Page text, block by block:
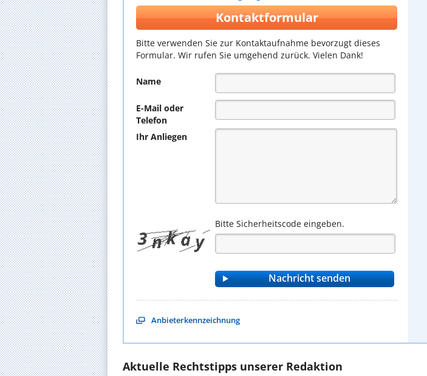
Kontaktformular
Bitte verwenden Sie zur Kontaktaufnahme bevorzugt dieses
Formular. Wir rufen Sie umgehend zurück. Vielen Dank!
Name
E-Mail oder
Telefon
Ihr Anliegen
Bitte Sicherheitscode eingeben.
Anbieterkennzeichnung
Aktuelle Rechtstipps unserer Redaktion